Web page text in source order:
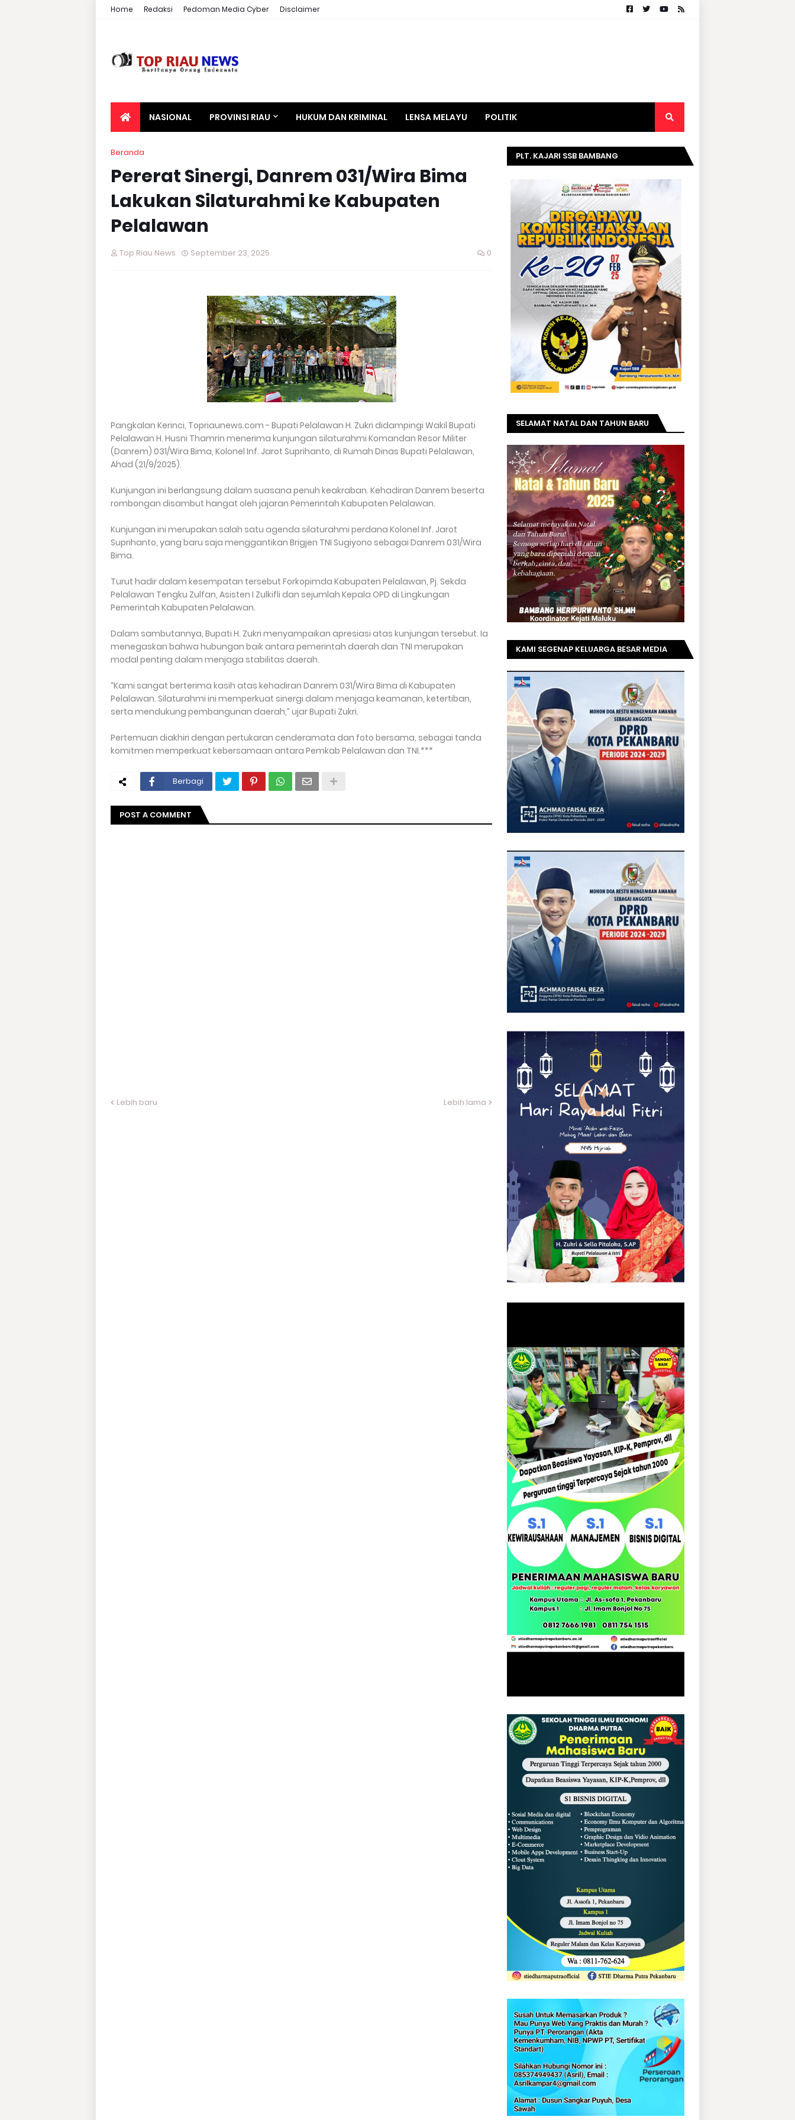
Home Redaksi Pedoman Media Cyber Disclaimer
NASIONAL PROVINSI RIAU HUKUM DAN KRIMINAL LENSA MELAYU POLITIK
Beranda
Pererat Sinergi, Danrem 031/Wira Bima
Lakukan Silaturahmi ke Kabupaten
Pelalawan
Top Riau News September 23, 2025 0
Pangkalan Kerinci, Topriaunews.com - Bupati Pelalawan H. Zukri didampingi Wakil Bupati
Pelalawan H. Husni Thamrin menerima kunjungan silaturahmi Komandan Resor Militer
(Danrem) 031/Wira Bima, Kolonel Inf. Jarot Suprihanto, di Rumah Dinas Bupati Pelalawan,
Ahad (21/9/2025).
Kunjungan ini berlangsung dalam suasana penuh keakraban. Kehadiran Danrem beserta
rombongan disambut hangat oleh jajaran Pemerintah Kabupaten Pelalawan.
Kunjungan ini merupakan salah satu agenda silaturahmi perdana Kolonel Inf. Jarot
Suprihanto, yang baru saja menggantikan Brigjen TNI Sugiyono sebagai Danrem 031/Wira
Bima.
Turut hadir dalam kesempatan tersebut Forkopimda Kabupaten Pelalawan, Pj. Sekda
Pelalawan Tengku Zulfan, Asisten I Zulkifli dan sejumlah Kepala OPD di Lingkungan
Pemerintah Kabupaten Pelalawan.
Dalam sambutannya, Bupati H. Zukri menyampaikan apresiasi atas kunjungan tersebut. Ia
menegaskan bahwa hubungan baik antara pemerintah daerah dan TNI merupakan
modal penting dalam menjaga stabilitas daerah.
“Kami sangat berterima kasih atas kehadiran Danrem 031/Wira Bima di Kabupaten
Pelalawan. Silaturahmi ini memperkuat sinergi dalam menjaga keamanan, ketertiban,
serta mendukung pembangunan daerah,” ujar Bupati Zukri.
Pertemuan diakhiri dengan pertukaran cenderamata dan foto bersama, sebagai tanda
komitmen memperkuat kebersamaan antara Pemkab Pelalawan dan TNI.***
Berbagi
POST A COMMENT
Lebih baru Lebih lama
PLT. KAJARI SSB BAMBANG
SELAMAT DIRGAHAYU KOMISI
KEJAKSAAN RI KE- 20 TAHUN.
SELAMAT NATAL DAN TAHUN BARU
KAMI SEGENAP KELUARGA BESAR MEDIA
SELAMAT KEPADA BAPAK ACHMAD FAISAL
REZ